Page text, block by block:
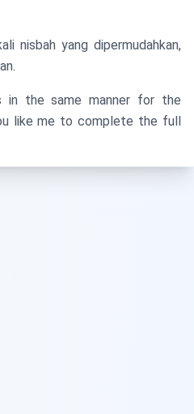
nisbah yang dipermudahkan,
in the same manner for the
like me to complete the full